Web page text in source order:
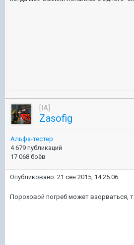
[IA]
Zasofig
Альфа-тестер
4 679 публикаций
17 068 боёв
Опубликовано: 21 сен 2015, 14:25:06
Пороховой погреб может взорваться,